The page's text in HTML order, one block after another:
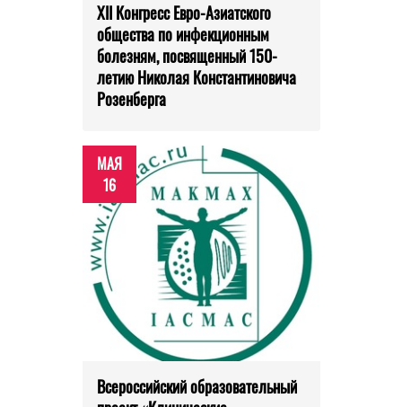
XII Конгресс Евро-Азиатского
общества по инфекционным
болезням, посвященный 150-
летию Николая Константиновича
Розенберга
МАЯ
16
Всероссийский образовательный